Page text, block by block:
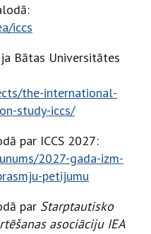
iccs
Bātas Universitātes
the-international-
study-iccs/
par ICCS 2027:
2027-gada-izm-
petijumu
par Starptautisko
asociāciju IEA